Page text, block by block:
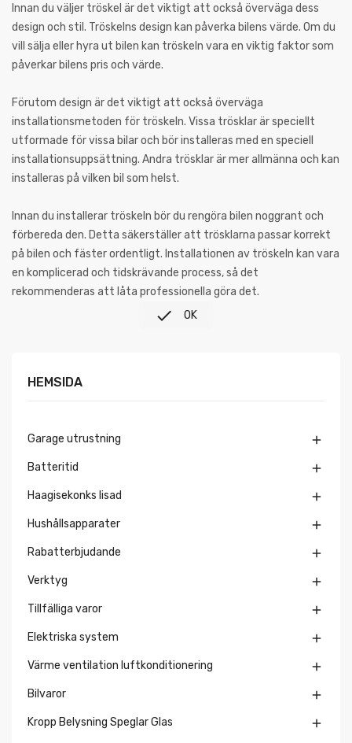
Innan du väljer tröskel är det viktigt att också överväga dess
design och stil. Tröskelns design kan påverka bilens värde. Om du
vill sälja eller hyra ut bilen kan tröskeln vara en viktig faktor som
påverkar bilens pris och värde.
Förutom design är det viktigt att också överväga
installationsmetoden för tröskeln. Vissa trösklar är speciellt
utformade för vissa bilar och bör installeras med en speciell
installationsuppsättning. Andra trösklar är mer allmänna och kan
installeras på vilken bil som helst.
Innan du installerar tröskeln bör du rengöra bilen noggrant och
förbereda den. Detta säkerställer att trösklarna passar korrekt
på bilen och fäster ordentligt. Installationen av tröskeln kan vara
en komplicerad och tidskrävande process, så det
rekommenderas att låta professionella göra det.
 OK
HEMSIDA
Garage utrustning 
Batteritid 
Haagisekonks lisad 
Hushållsapparater 
Rabatterbjudande 
Verktyg 
Tillfälliga varor 
Elektriska system 
Värme ventilation luftkonditionering 
Bilvaror 
Kropp Belysning Speglar Glas 